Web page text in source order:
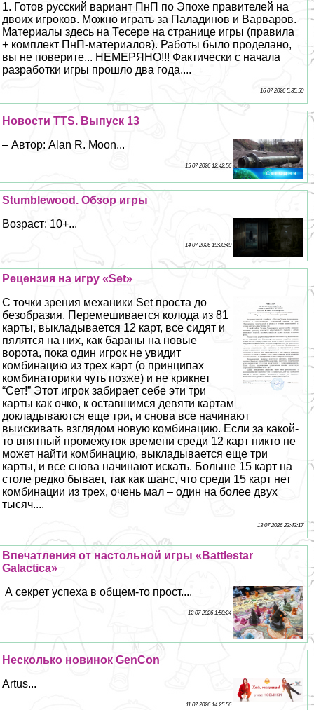
1. Готов русский вариант ПнП по Эпохе правителей на
двоих игроков. Можно играть за Паладинов и Варваров.
Материалы здесь на Тесере на странице игры (правила
+ комплект ПнП-материалов). Работы было проделано,
вы не поверите... НЕМЕРЯНО!!! Фактически с начала
разработки игры прошло два года....
16 07 2026 5:35:50
Новости TTS. Выпуск 13
– Автор: Alan R. Moon...
15 07 2026 12:42:56
Stumblewood. Обзор игры
Возраст: 10+...
14 07 2026 19:20:49
Рецензия на игру «Set»
С точки зрения механики Set проста до
безобразия. Перемешивается колода из 81
карты, выкладывается 12 карт, все сидят и
пялятся на них, как бapaны на новые
ворота, пока один игрок не увидит
комбинацию из трех карт (о принципах
комбинаторики чуть позже) и не крикнет
“Сет!” Этот игрок забирает себе эти три
карты как очко, к оставшимся девяти картам
докладываются еще три, и снова все начинают
выискивать взглядом новую комбинацию. Если за какой-
то внятный промежуток времени среди 12 карт никто не
может найти комбинацию, выкладывается еще три
карты, и все снова начинают искать. Больше 15 карт на
столе редко бывает, так как шанс, что среди 15 карт нет
комбинации из трех, очень мал – один на более двух
тысяч....
13 07 2026 23:42:17
Впечатления от настольной игры «Battlestar
Galactica»
А секрет успеха в общем-то прост....
12 07 2026 1:50:24
Несколько новинок GenCon
Artus...
11 07 2026 14:25:56